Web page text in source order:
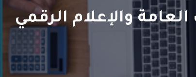
والإعلام الرقمي